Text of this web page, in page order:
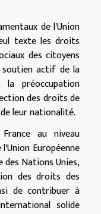
de l'Union
texte les droits
des citoyens
soutien actif de la
préoccupation
des droits de
leur nationalité.
au niveau
Européenne
des Nations Unies,
des droits des
de contribuer à
solide